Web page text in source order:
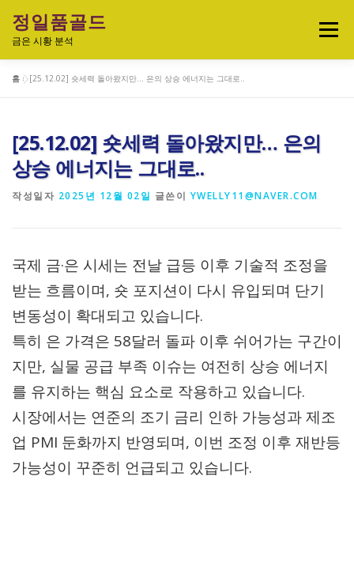
정일품골드
금은 시황 분석
메뉴
오늘의 금은시세 분석 금은 투자정보
정일품골드 제품관
홈 »[25.12.02] 숏세력 돌아왔지만… 은의 상승 에너지는 그대로..
[25.12.02] 숏세력 돌아왔지만… 은의
상승 에너지는 그대로..
작성일자 2025년 12월 02일 글쓴이 YWELLY11@NAVER.COM
국제 금·은 시세는 전날 급등 이후 기술적 조정을
받는 흐름이며, 숏 포지션이 다시 유입되며 단기
변동성이 확대되고 있습니다.
특히 은 가격은 58달러 돌파 이후 쉬어가는 구간이
지만, 실물 공급 부족 이슈는 여전히 상승 에너지
를 유지하는 핵심 요소로 작용하고 있습니다.
시장에서는 연준의 조기 금리 인하 가능성과 제조
업 PMI 둔화까지 반영되며, 이번 조정 이후 재반등
가능성이 꾸준히 언급되고 있습니다.